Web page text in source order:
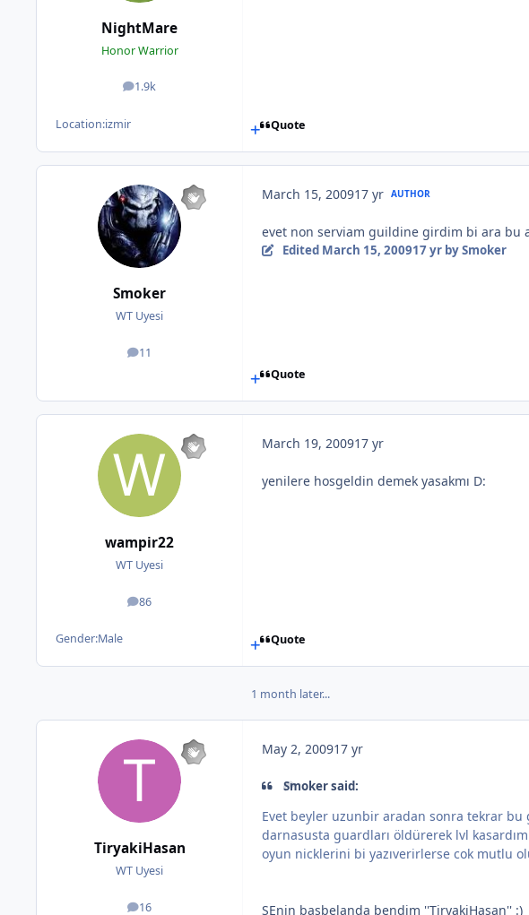
NightMare
Honor Warrior
1.9k
posts
Location:izmir Quote
Smoker
WT Uyesi
11
posts
March 15, 200917 yr AUTHOR
evet non serviam guildine girdim bi ara bu
Edited March 15, 200917 yrby Smoker
Quote
wampir22
WT Uyesi
86
posts
Gender:Male
March 19, 200917 yr
yenilere hosgeldin demek yasakmı D:
Quote
1 month later...
TiryakiHasan
WT Uyesi
16
posts
May 2, 200917 yr
Smoker said:
Evet beyler uzunbir aradan sonra tekrar bu
darnasusta guardları öldürerek lvl
oyun nicklerini bi yazıverirlerse cok mutlu
SEnin başbelanda bendim ''TiryakiHasan'' :)